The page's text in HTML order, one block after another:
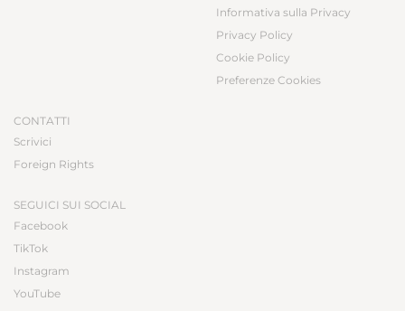
Informativa sulla Privacy
Privacy Policy
Cookie Policy
Preferenze Cookies
CONTATTI
Scrivici
Foreign Rights
SEGUICI SUI SOCIAL
Facebook
TikTok
Instagram
YouTube